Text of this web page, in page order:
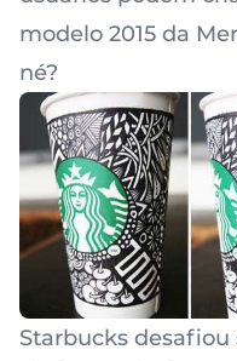
modelo 2015 da
né?
Starbucks